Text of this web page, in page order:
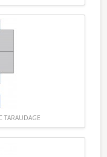
TARAUDAGE